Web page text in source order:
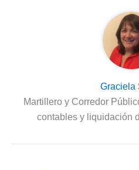
Graciela
Martillero y Corredor
contables y liquidación